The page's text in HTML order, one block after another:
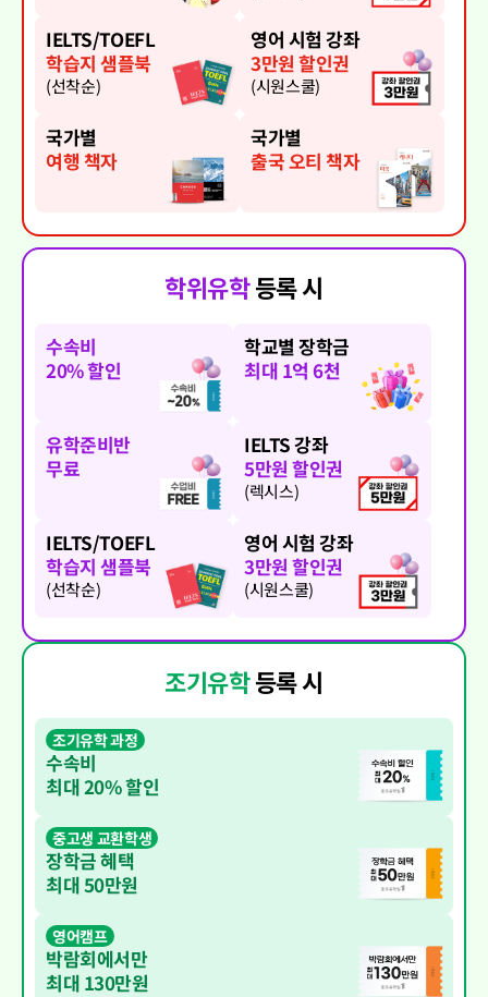
IELTS/TOEFL
학습지 샘플북
(선착순)
영어 시험 강좌
3만원 할인권
(시원스쿨)
국가별
여행 책자
국가별
출국 오티 책자
학위유학등록 시
수속비
20% 할인
학교별 장학금
최대 1억 6천
유학준비반
무료
IELTS 강좌
5만원 할인권
(렉시스)
IELTS/TOEFL
학습지 샘플북
(선착순)
영어 시험 강좌
3만원 할인권
(시원스쿨)
조기유학등록 시
조기유학 과정
수속비
최대 20% 할인
중고생 교환학생
장학금 혜택
최대 50만원
영어캠프
박람회에서만
최대 130만원